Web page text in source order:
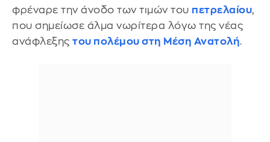
φρέναρε την άνοδο των τιμών του πετρελαίου,
που σημείωσε άλμα νωρίτερα λόγω της νέας
ανάφλεξης του πολέμου στη Μέση Ανατολή.